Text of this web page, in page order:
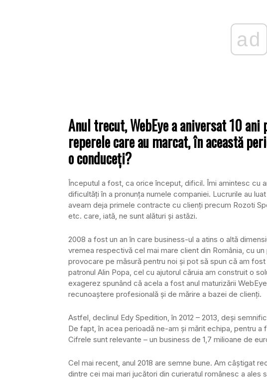
ad
Anul trecut, WebEye a aniversat 10 ani
reperele care au marcat, în această
o conduceţi?
Începutul a fost, ca orice început, dificil. Îmi amintesc cu
dificultăţi în a pronunţa numele companiei. Lucrurile au
aveam deja primele contracte cu clienţi precum Rozoti
etc. care, iată, ne sunt alături şi astăzi.
2008 a fost un an în care business-ul a atins o altă
vremea respectivă cel mai mare client din România, cu
provocare pe măsură pentru noi şi pot să spun că am
patronul Alin Popa, cel cu ajutorul căruia am construit o
exagerez spunând că acela a fost anul maturizării
recunoaştere profesională şi de mărire a bazei de clienţi.
Astfel, declinul Edy Spedition, în 2012 – 2013, deşi
De fapt, în acea perioadă ne-am şi mărit echipa, pentru
Cifrele sunt relevante – un business de 1,7 milioane de
Cel mai recent, anul 2018 are semne bune. Am câştigat
dintre cei mai mari jucători din curieratul românesc a ales